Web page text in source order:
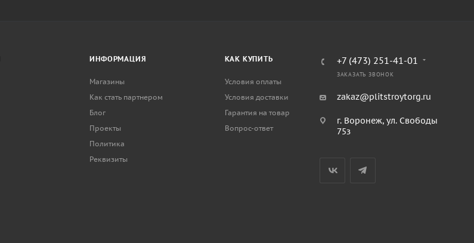
ИНФОРМАЦИЯ
Магазины
Как стать партнером
Блог
Проекты
Политика
Реквизиты
КАК КУПИТЬ
Условия оплаты
Условия доставки
Гарантия на товар
Вопрос-ответ
+7 (473) 251-41-01
ЗАКАЗАТЬ ЗВОНОК
zakaz@plitstroytorg.ru
г. Воронеж, ул. Свободы
75з